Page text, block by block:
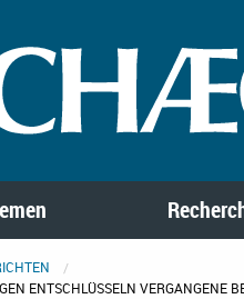
ENTSCHLÜSSELN VERGANGENE